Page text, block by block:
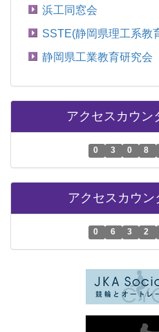
浜工同窓会
SSTE(静岡県理工系教
静岡県工業教育研究会
アクセスカウン
0 3 0 8
アクセスカウ
0 6 3 2